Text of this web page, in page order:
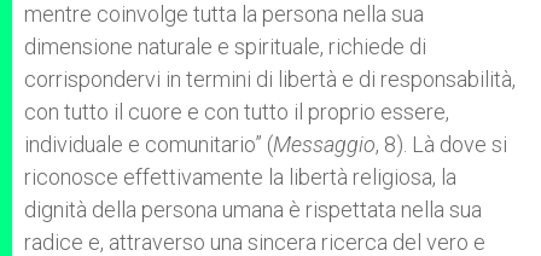
mentre coinvolge tutta la persona nella sua
dimensione naturale e spirituale, richiede di
corrispondervi in termini di libertà e di responsabilità,
con tutto il cuore e con tutto il proprio essere,
individuale e comunitario” (Messaggio, 8). Là dove si
riconosce effettivamente la libertà religiosa, la
dignità della persona umana è rispettata nella sua
radice e, attraverso una sincera ricerca del vero e